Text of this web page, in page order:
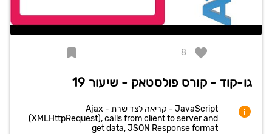
8
גו-קוד - קורס פולסטאק - שיעור 19
JavaScript - קריאה לצד שרת - Ajax
(XMLHttpRequest), calls from client to server and
get data, JSON Response format